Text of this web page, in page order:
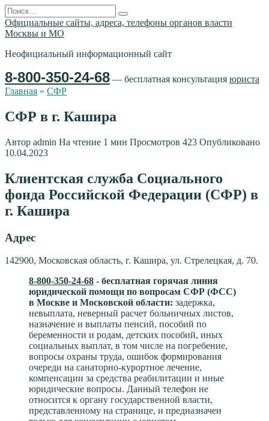
Перейти
к
содержанию
Search
for:
Официальные сайты, адреса, телефоны органов власти
Москвы и МО
Неофициальный информационный сайт
8-800-350-24-68 — бесплатная консультация юриста
Главная » СФР
СФР в г. Кашира
Автор admin На чтение 1 мин Просмотров 423 Опубликовано
10.04.2023
Клиентская служба Социального
фонда Российской Федерации (СФР) в
г. Кашира
Адрес
142900, Московская область, г. Кашира, ул. Стрелецкая, д. 70.
8-800-350-24-68 - бесплатная горячая линия
юридической помощи по вопросам CФР (ФСС)
в Москве и Московской области: задержка,
невыплата, неверный расчет больничных листов,
назначение и выплаты пенсий, пособий по
беременности и родам, детских пособий, иных
социальных выплат, в том числе на погребение,
вопросы охраны труда, ошибок формирования
очереди на санаторно-курортное лечение,
компенсации за средства реабилитации и иные
юридические вопросы. Данный телефон не
относится к органу государственной власти,
представленному на странице, и предназначен